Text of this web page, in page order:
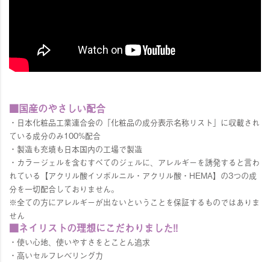
■国産のやさしい配合
・日本化粧品工業連合会の「化粧品の成分表示名称リスト」に収載され
ている成分のみ100%配合
・製造も充填も日本国内の工場で製造
・カラージェルを含むすべてのジェルに、アレルギーを誘発すると言わ
れている【アクリル酸イソボルニル・アクリル酸・HEMA】の3つの成
分を一切配合しておりません。
※全ての方にアレルギーが出ないということを保証するものではありま
せん
■ネイリストの理想にこだわりました!!
・使い心地、使いやすさをとことん追求
・高いセルフレベリング力